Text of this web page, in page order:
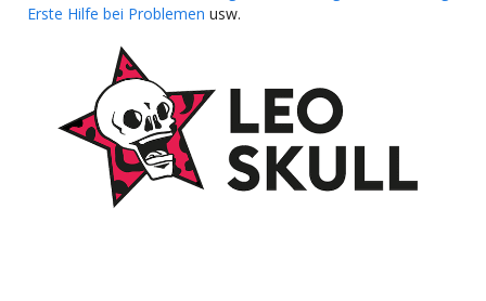
Erste Hilfe bei Problemen usw.